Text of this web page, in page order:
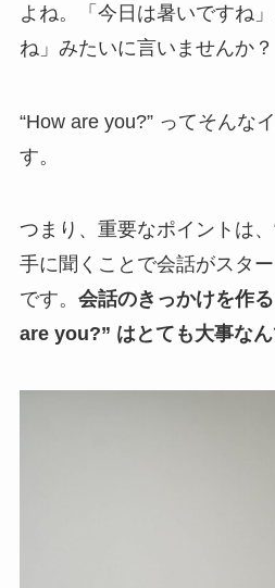
よね。「今日は暑いですね
ね」みたいに言いませんか？
“How are you?” ってそんな
す。
つまり、重要なポイントは、
手に聞くことで会話がスタ
です。 会話のきっかけを作
are you?” はとても大事な